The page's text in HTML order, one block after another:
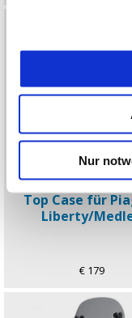
Nur
Top Case für
Liberty/
€ 179